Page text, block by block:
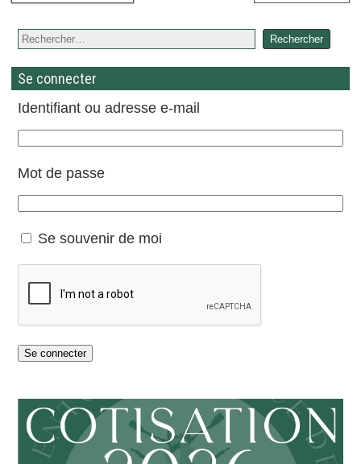
Se connecter
Identifiant ou adresse e-mail
Mot de passe
Se souvenir de moi
Se connecter